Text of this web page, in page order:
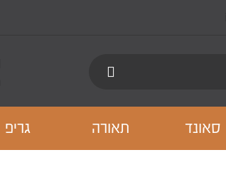
סאונד תאורה גריפ